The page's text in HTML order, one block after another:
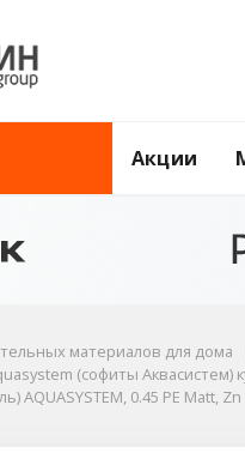
Акции
кровельных свесов) купить
(софиты Аквасистем)
купить в СПб
0.45 PE Matt, Zn
материалов для дома
(софиты Аквасистем)
AQUASYSTEM, 0.45 PE Matt,